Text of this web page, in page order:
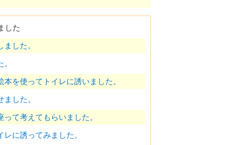
した
した。
を使ってトイレに誘いました。
した。
て考えてもらいました。
に誘ってみました。